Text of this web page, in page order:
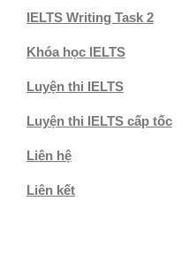
IELTS Writing Task 2
Khóa học IELTS
Luyện thi IELTS
Luyện thi IELTS cấp tốc
Liên hệ
Liên kết